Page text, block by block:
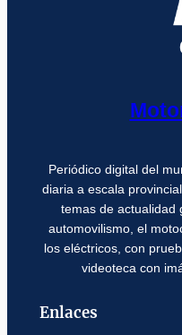
Periódico digital del
diaria a escala
temas de actualidad
automovilismo, el
los eléctricos, con
videoteca con
Enlaces